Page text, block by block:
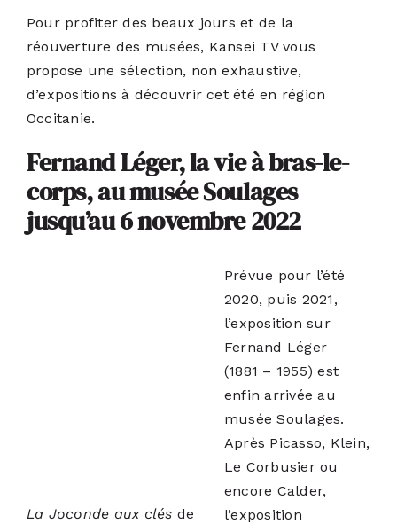
Pour profiter des beaux jours et de la
réouverture des musées, Kansei TV vous
propose une sélection, non exhaustive,
d’expositions à découvrir cet été en région
Occitanie.
Fernand Léger, la vie à bras-le-
corps, au musée Soulages
jusqu’au 6 novembre 2022
La Joconde aux clés de
Prévue pour l’été
2020, puis 2021,
l’exposition sur
Fernand Léger
(1881 – 1955) est
enfin arrivée au
musée Soulages.
Après Picasso, Klein,
Le Corbusier ou
encore Calder,
l’exposition
ACTUALITÉS
S’ABONNER
CONTACT